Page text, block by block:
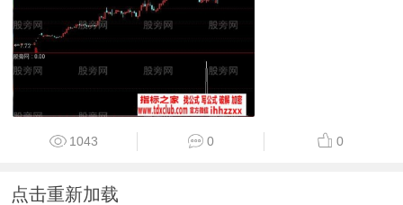
1043 0 0
点击重新加载